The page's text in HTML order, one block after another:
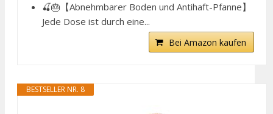
🍒🎂【Abnehmbarer Boden und Antihaft-Pfanne】
Jede Dose ist durch eine...
Bei Amazon kaufen
BESTSELLER NR. 8